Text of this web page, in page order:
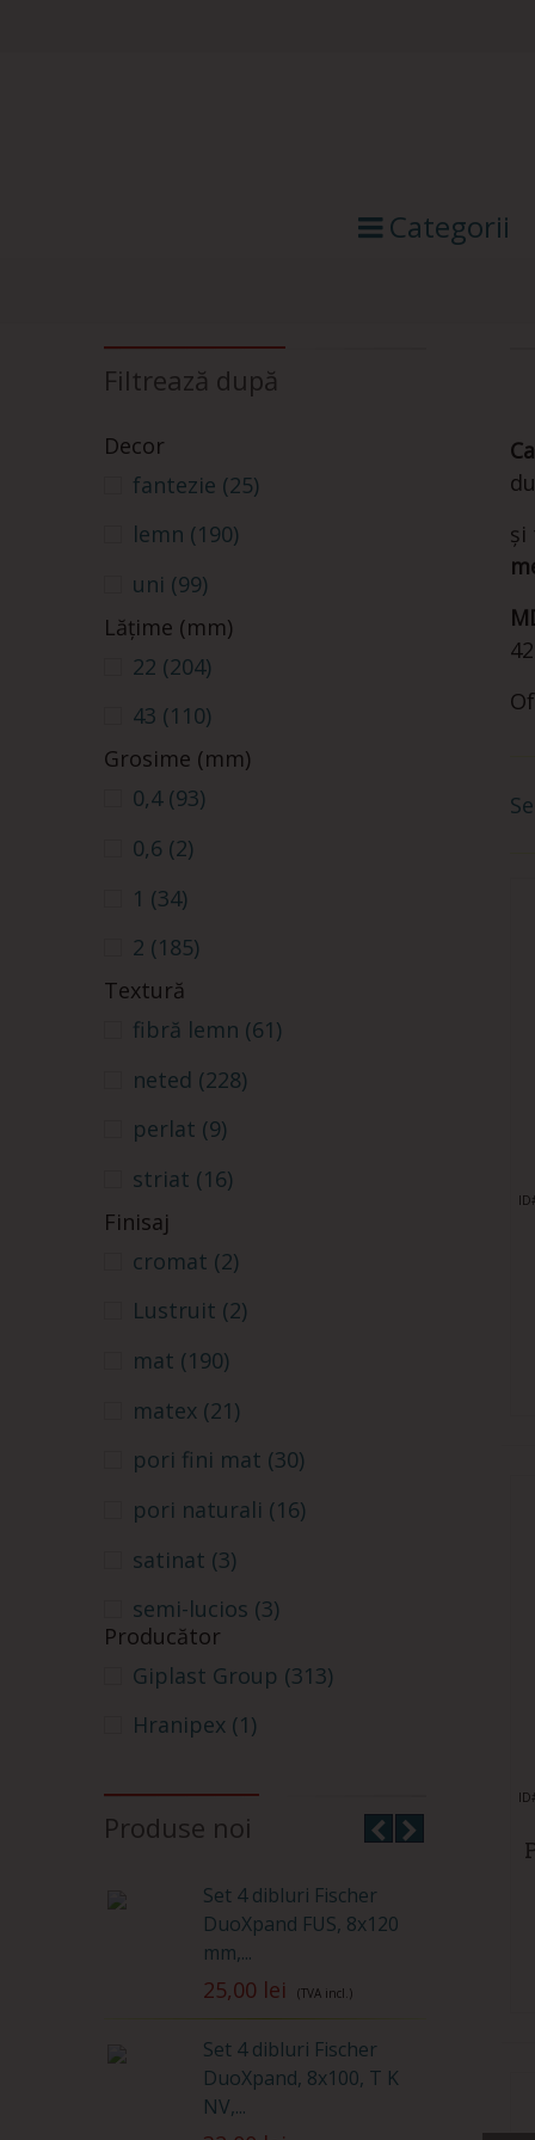
Categorii
Filtrează după
Decor
fantezie (25)
lemn (190)
uni (99)
Lățime (mm)
22 (204)
43 (110)
Grosime (mm)
0,4 (93)
0,6 (2)
1 (34)
2 (185)
Textură
fibră lemn (61)
neted (228)
perlat (9)
striat (16)
Finisaj
cromat (2)
Lustruit (2)
mat (190)
matex (21)
pori fini mat (30)
pori naturali (16)
satinat (3)
semi-lucios (3)
Producător
Giplast Group (313)
Hranipex (1)
Produse noi
Set 4 dibluri Fischer
DuoXpand FUS, 8x120
mm,...
25,00 lei (TVA incl.)
Set 4 dibluri Fischer
DuoXpand, 8x100, T K
NV,...
și